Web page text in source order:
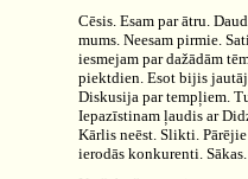
Cēsis. Esam par ātru.
mums. Neesam pirmie.
iesmejam par dažādām
piektdien. Esot bijis
Diskusija par tempļiem.
Iepazīstinam ļaudis ar
Kārlis neēst. Slikti.
ierodās konkurenti. Sākas.